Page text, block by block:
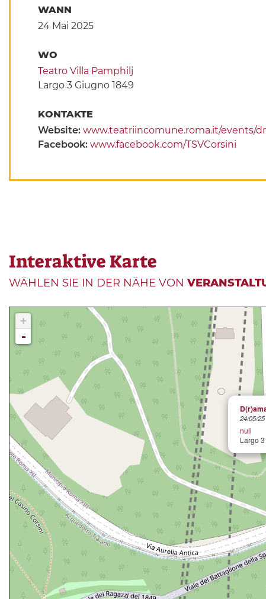
WANN
24 Mai 2025
WO
Teatro Villa Pamphilj
Largo 3 Giugno 1849
KONTAKTE
Website: www.teatriincomune.roma.it/events/
Facebook: www.facebook.com/TSVCorsini
Interaktive Karte
WÄHLEN SIE IN DER NÄHE VON
24/05/25
null
Largo
+
-